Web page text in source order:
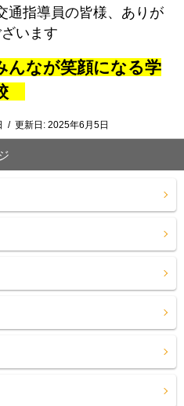
通指導員の皆様、ありが
います
なが笑顔になる学
/ 更新日: 2025年6月5日